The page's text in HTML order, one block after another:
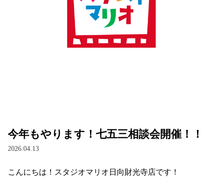
今年もやります！七五三相談会開催！！
2026.04.13
こんにちは！スタジオマリオ日向財光寺店です！